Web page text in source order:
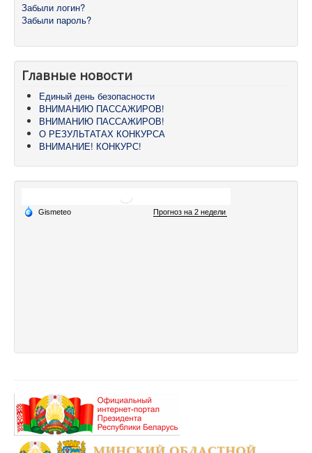
Забыли логин?
Забыли пароль?
Главные новости
Единый день безопасности
ВНИМАНИЮ ПАССАЖИРОВ!
ВНИМАНИЮ ПАССАЖИРОВ!
О РЕЗУЛЬТАТАХ КОНКУРСА
ВНИМАНИЕ! КОНКУРС!